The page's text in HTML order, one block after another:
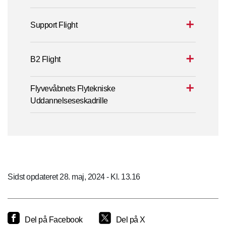
Support Flight
B2 Flight
Flyvevåbnets Flytekniske
Uddannelseseskadrille
Sidst opdateret 28. maj, 2024 - Kl. 13.16
Del på Facebook Del på X